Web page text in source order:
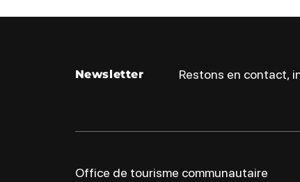
Newsletter Restons en contact,
Office de tourisme communautaire